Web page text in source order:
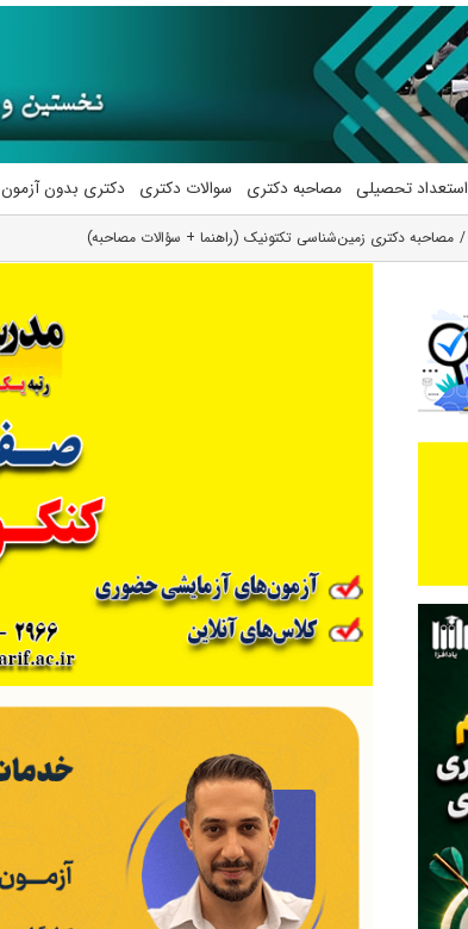
استعداد تحصیلی مصاحبه دکتری سوالات دکتری دکتری بدون آزمون
مصاحبه دکتری زمین‌شناسی تکتونیک (راهنما + سؤالات مصاحبه)